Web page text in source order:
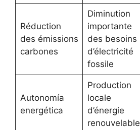
Réduction
des émissions
carbones
Diminution
importante
des besoins
d’électricité
fossile
Autonomía
energética
Production
locale
d’énergie
renouvelable